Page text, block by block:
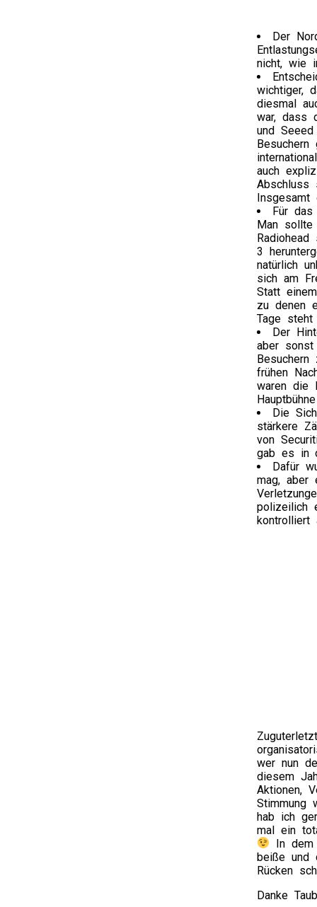
Der
nicht, wie
wichtiger,
diesmal
war, dass
und
auch
Abschluss
Insgesamt
Für das
Man
3
natürlich
sich am
Statt
zu denen
Tage
Der
aber
frühen
waren die
Die
stärkere
von
gab es in
Dafür
mag, aber
polizeilich
kontrolliert
wer nun
diesem
Aktionen,
Stimmung
hab ich
mal ein
In
beiße und
Rücken
Danke